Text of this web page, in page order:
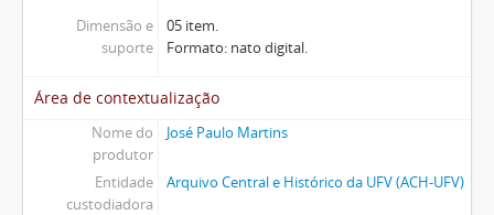
Dimensão e
suporte
05 item.
Formato: nato digital.
Área de contextualização
Nome do
produtor
José Paulo Martins
Entidade
custodiadora
Arquivo Central e Histórico da UFV (ACH-UFV)